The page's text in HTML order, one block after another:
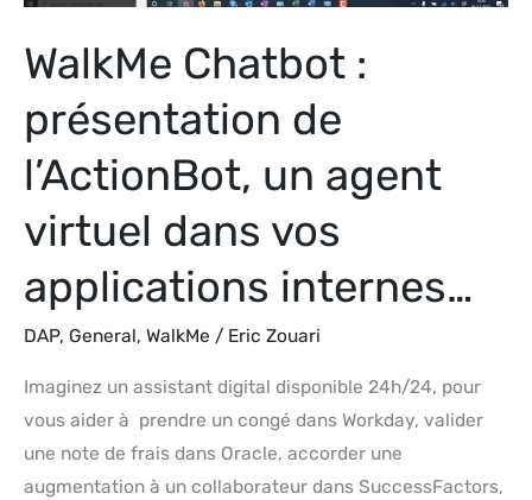
WalkMe Chatbot :
présentation de
l’ActionBot, un agent
virtuel dans vos
applications internes…
DAP, General, WalkMe / Eric Zouari
Imaginez un assistant digital disponible 24h/24, pour
vous aider à prendre un congé dans Workday, valider
une note de frais dans Oracle, accorder une
augmentation à un collaborateur dans SuccessFactors,
dans
vos
applications